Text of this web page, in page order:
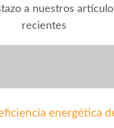
a nuestros
recientes